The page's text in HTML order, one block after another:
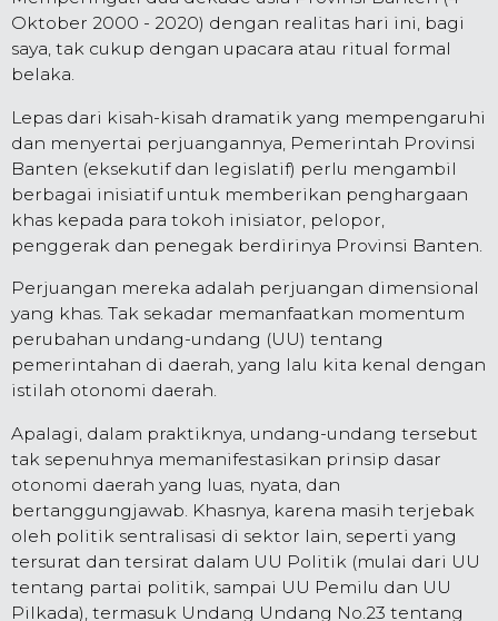
Oktober 2000 - 2020) dengan realitas hari ini, bagi
saya, tak cukup dengan upacara atau ritual formal
belaka.
Lepas dari kisah-kisah dramatik yang mempengaruhi
dan menyertai perjuangannya, Pemerintah Provinsi
Banten (eksekutif dan legislatif) perlu mengambil
berbagai inisiatif untuk memberikan penghargaan
khas kepada para tokoh inisiator, pelopor,
penggerak dan penegak berdirinya Provinsi Banten.
Perjuangan mereka adalah perjuangan dimensional
yang khas. Tak sekadar memanfaatkan momentum
perubahan undang-undang (UU) tentang
pemerintahan di daerah, yang lalu kita kenal dengan
istilah otonomi daerah.
Apalagi, dalam praktiknya, undang-undang tersebut
tak sepenuhnya memanifestasikan prinsip dasar
otonomi daerah yang luas, nyata, dan
bertanggungjawab. Khasnya, karena masih terjebak
oleh politik sentralisasi di sektor lain, seperti yang
tersurat dan tersirat dalam UU Politik (mulai dari UU
tentang partai politik, sampai UU Pemilu dan UU
Pilkada), termasuk Undang Undang No.23 tentang